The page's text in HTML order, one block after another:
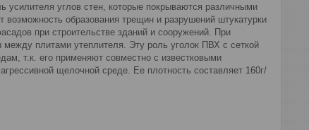
усилителя углов стен, которые покрываются различными
образования трещин и разрушений штукатурки
при строительстве зданий и сооружений. При
плитами утеплителя. Эту роль уголок ПВХ с сеткой
т.к. его применяют совместно с известковыми
щелочной среде. Ее плотность составляет 160г/